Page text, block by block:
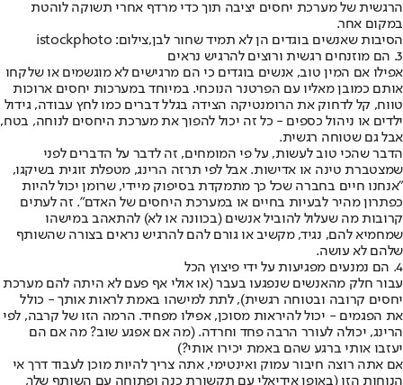
הרגשית של מערכת יחסים יציבה תוך כדי מרדף אחרי תשוקה לוהטת
במקום אחר.
הסיבות שאנשים בוגדים הן לא תמיד שחור לבן,צילום: istockphoto
3. הם מוזנחים רגשית ורוצים להרגיש נראים
אפילו אם המין טוב, אנשים בוגדים כי הם מרגישים לא מוגשמים או שלקחו
אותם כמובן מאליו עם הפרטנר הנוכחי. במיוחד במערכות יחסים ארוכות
טווח, קל לדחוק את הרומנטיקה הצידה בגלל דברים כמו לחץ עבודה, גידול
ילדים או ניהול כספים - כל זה יכול להפוך את מערכת היחסים לנוחה, בטח,
אבל גם שטוחה רגשית.
הדבר שהכי טוב לעשות, על פי המומחים, זה לדבר על הדברים לפני
שמצטברת טינה או אדישות. אבל לפי תרזה הרינג, מטפלת זוגית בשיקגו,
"אנחנו חיים בחברה שכל כך מתמקדת בסיפוק מיידי, שרומן יכול להיות
כפתרון מהיר לבעיות בחיים או במערכת היחסים של האדם". זה לעתים
קרובות מה שעלול להוביל אנשים (בכוונה או לא) להתאהב במישהו
שמחמיא להם, נגיד, מקשיב או גורם להם להרגיש נראים בצורה שהשותף
שלהם לא עושה.
4. הם נמנעים מפגיעות על ידי פיצוץ הכל
עבור חלק מהאנשים שנפגעו בעבר (או אולי אף פעם לא היתה להם מערכת
יחסים קרובה ובטוחה רגשית), לתת למישהו באמת לראות אותך - כולל
את הפגמים - יכול להיראות מסוכן, אפילו מפחיד. הרמה הזו של קרבה, לפי
הרינג, יכולה לעורר הרבה פחד וחרדה. (מה אם אפגע שוב? מה אם הם
יעזבו אותי ברגע שהם באמת יכירו אותי?)
אם אתה רוצה חיבור עמוק ואינטימי, אתה צריך להיות מוכן לעבוד דרך אי
הנוחות הזו (באופן אידיאלי עם תקשורת כנה ופתוחה עם השותף שלך,